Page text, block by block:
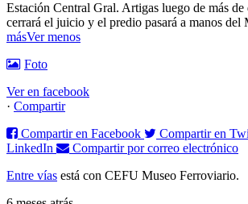
Estación Central Gral. Artigas luego de más de
cerrará el juicio y el predio pasará a manos del
másVer menos
Foto
Ver en facebook
· Compartir
Compartir en Facebook
Compartir en
LinkedIn
Compartir por correo electrónico
Entre vías está con CEFU Museo Ferroviario.